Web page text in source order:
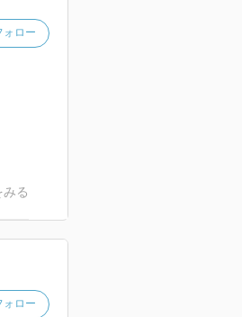
ロー
る
ロー